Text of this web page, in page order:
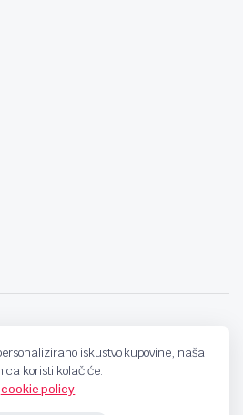
iskustvo kupovine, naša
koristi kolačiće.
cookie policy.